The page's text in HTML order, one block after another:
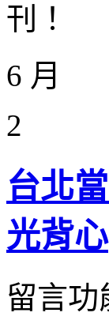
刊！
6 月
2
台北
光背心
在
〈台
留言功